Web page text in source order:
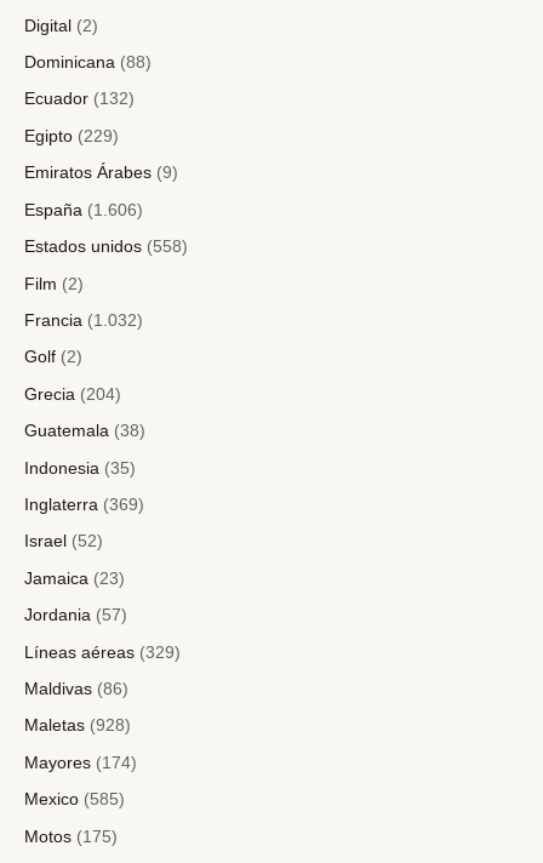
Digital (2)
Dominicana (88)
Ecuador (132)
Egipto (229)
Emiratos Árabes (9)
España (1.606)
Estados unidos (558)
Film (2)
Francia (1.032)
Golf (2)
Grecia (204)
Guatemala (38)
Indonesia (35)
Inglaterra (369)
Israel (52)
Jamaica (23)
Jordania (57)
Líneas aéreas (329)
Maldivas (86)
Maletas (928)
Mayores (174)
Mexico (585)
Motos (175)